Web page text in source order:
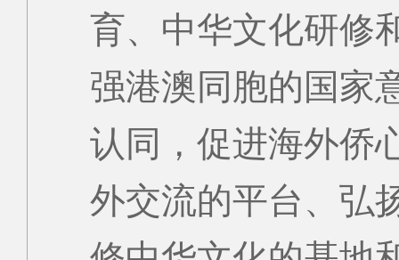
育、中华文化研修
强港澳同胞的国家
认同，促进海外侨
外交流的平台、弘